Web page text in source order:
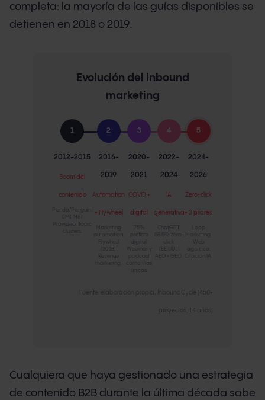
completa: la mayoría de las guías disponibles se
detienen en 2018 o 2019.
Evolución del inbound
marketing
1
2012-2015
Boom del
contenido
2
2016-
2019
Automation
+ Flywheel
3
2020-
2021
COVID +
digital
4
2022-
2024
IA
generativa
5
2024-
2026
Zero-click
+ 3 pilares
Cualquiera que haya gestionado una estrategia
de contenido B2B durante la última década sabe